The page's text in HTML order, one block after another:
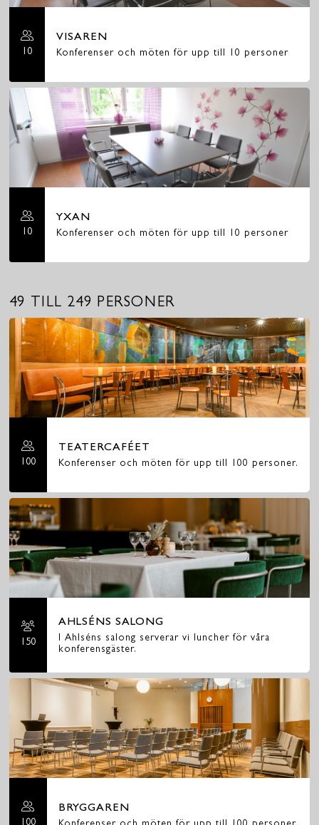
10
VISAREN
Konferenser och möten för upp till 10 personer
10
YXAN
Konferenser och möten för upp till 10 personer
49 TILL 249 PERSONER
100
TEATERCAFÉET
Konferenser och möten för upp till 100 personer.
150
AHLSÉNS SALONG
I Ahlséns salong serverar vi luncher för våra
konferensgäster.
100
BRYGGAREN